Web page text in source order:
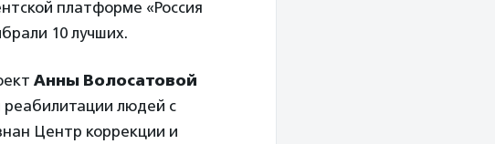
платформе «Россия
10 лучших.
Анны Волосатовой
людей с
Центр коррекции и